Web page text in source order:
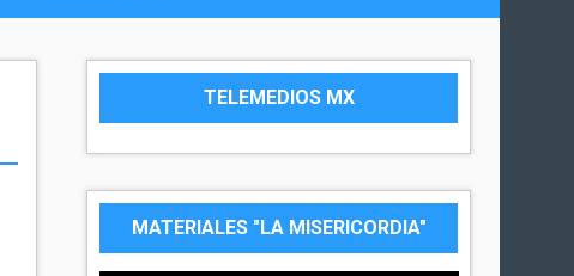
TELEMEDIOS MX
MATERIALES "LA MISERICORDIA"